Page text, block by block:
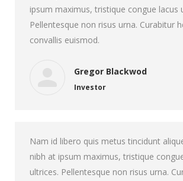
ipsum maximus, tristique congue lacus
Pellentesque non risus urna. Curabitur
convallis euismod.
Gregor Blackwod
Investor
Nam id libero quis metus tincidunt
nibh at ipsum maximus, tristique
ultrices. Pellentesque non risus urna.